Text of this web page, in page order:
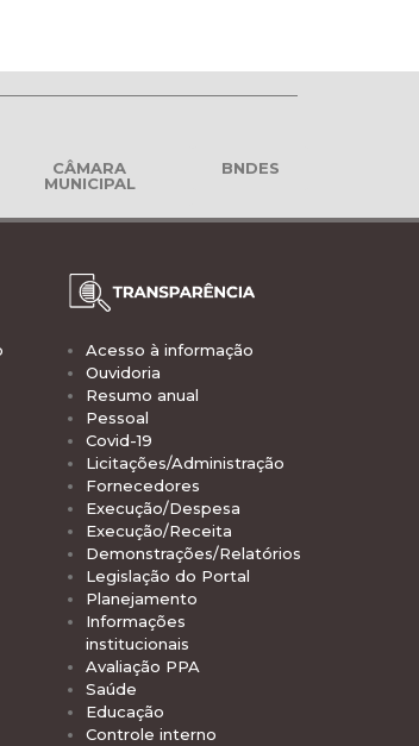
CÂMARA
MUNICIPAL
BNDES
Acesso à informação
Ouvidoria
Resumo anual
Pessoal
Covid-19
Licitações/Administração
Fornecedores
Execução/Despesa
Execução/Receita
Demonstrações/Relatórios
Legislação do Portal
Planejamento
Informações
institucionais
Avaliação PPA
Saúde
Educação
Controle interno